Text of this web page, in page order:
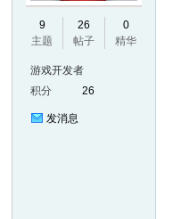
9
主题
26
帖子
0
精华
游戏开发者
积分
26
发消息